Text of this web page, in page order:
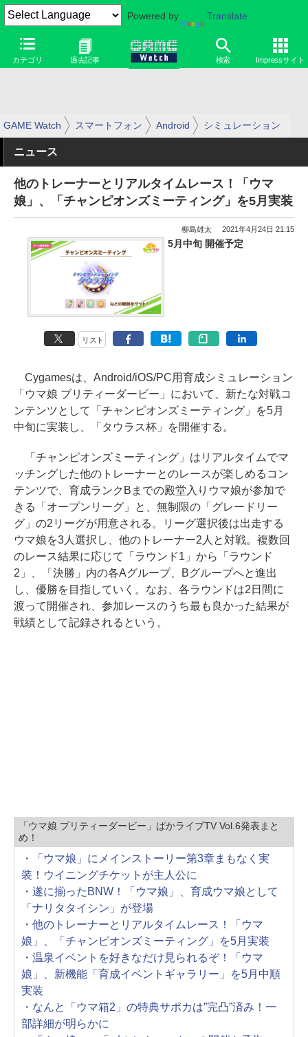
Powered by Translate
カテゴリ 過去記事 検索 Impressサイト
GAME Watch スマートフォン Android シミュレーション
ニュース
他のトレーナーとリアルタイムレース！「ウマ
娘」、「チャンピオンズミーティング」を5月実装
柳島雄太 2021年4月24日 21:15
5月中旬 開催予定
リスト
Cygamesは、Android/iOS/PC用育成シミュレーション
「ウマ娘 プリティーダービー」において、新たな対戦コ
ンテンツとして「チャンピオンズミーティング」を5月
中旬に実装し、「タウラス杯」を開催する。
「チャンピオンズミーティング」はリアルタイムでマ
ッチングした他のトレーナーとのレースが楽しめるコン
テンツで、育成ランクBまでの殿堂入りウマ娘が参加で
きる「オープンリーグ」と、無制限の「グレードリー
グ」の2リーグが用意される。リーグ選択後は出走する
ウマ娘を3人選択し、他のトレーナー2人と対戦。複数回
のレース結果に応じて「ラウンド1」から「ラウンド
2」、「決勝」内の各Aグループ、Bグループへと進出
し、優勝を目指していく。なお、各ラウンドは2日間に
渡って開催され、参加レースのうち最も良かった結果が
戦績として記録されるという。
「ウマ娘 プリティーダービー」ぱかライブTV Vol.6発表まと
め！
・「ウマ娘」にメインストーリー第3章まもなく実
装！ウイニングチケットが主人公に
・遂に揃ったBNW！「ウマ娘」、育成ウマ娘として
「ナリタタイシン」が登場
・他のトレーナーとリアルタイムレース！「ウマ
娘」、「チャンピオンズミーティング」を5月実装
・温泉イベントを好きなだけ見られるぞ！「ウマ
娘」、新機能「育成イベントギャラリー」を5月中順
実装
・なんと「ウマ箱2」の特典サポカは”完凸”済み！一
部詳細が明らかに